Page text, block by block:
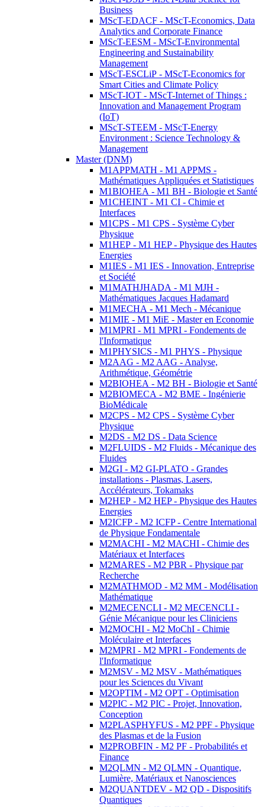
Business
MScT-EDACF - MScT-Economics, Data
Analytics and Corporate Finance
MScT-EESM - MScT-Environmental
Engineering and Sustainability
Management
MScT-ESCLiP - MScT-Economics for
Smart Cities and Climate Policy
MScT-IOT - MScT-Internet of Things :
Innovation and Management Program
(IoT)
MScT-STEEM - MScT-Energy
Environment : Science Technology &
Management
Master (DNM)
M1APPMATH - M1 APPMS -
Mathématiques Appliquées et Statistiques
M1BIOHEA - M1 BH - Biologie et Santé
M1CHEINT - M1 CI - Chimie et
Interfaces
M1CPS - M1 CPS - Système Cyber
Physique
M1HEP - M1 HEP - Physique des Hautes
Energies
M1IES - M1 IES - Innovation, Entreprise
et Société
M1MATHJHADA - M1 MJH -
Mathématiques Jacques Hadamard
M1MECHA - M1 Mech - Mécanique
M1MIE - M1 MiE - Master en Economie
M1MPRI - M1 MPRI - Fondements de
l'Informatique
M1PHYSICS - M1 PHYS - Physique
M2AAG - M2 AAG - Analyse,
Arithmétique, Géométrie
M2BIOHEA - M2 BH - Biologie et Santé
M2BIOMECA - M2 BME - Ingénierie
BioMédicale
M2CPS - M2 CPS - Système Cyber
Physique
M2DS - M2 DS - Data Science
M2FLUIDS - M2 Fluids - Mécanique des
Fluides
M2GI - M2 GI-PLATO - Grandes
installations - Plasmas, Lasers,
Accélérateurs, Tokamaks
M2HEP - M2 HEP - Physique des Hautes
Energies
M2ICFP - M2 ICFP - Centre International
de Physique Fondamentale
M2MACHI - M2 MACHI - Chimie des
Matériaux et Interfaces
M2MARES - M2 PBR - Physique par
Recherche
M2MATHMOD - M2 MM - Modélisation
Mathématique
M2MECENCLI - M2 MECENCLI -
Génie Mécanique pour les Cliniciens
M2MOCHI - M2 MoChI - Chimie
Moléculaire et Interfaces
M2MPRI - M2 MPRI - Fondements de
l'Informatique
M2MSV - M2 MSV - Mathématiques
pour les Sciences du Vivant
M2OPTIM - M2 OPT - Optimisation
M2PIC - M2 PIC - Projet, Innovation,
Conception
M2PLASPHYFUS - M2 PPF - Physique
des Plasmas et de la Fusion
M2PROBFIN - M2 PF - Probabilités et
Finance
M2QLMN - M2 QLMN - Quantique,
Lumière, Matériaux et Nanosciences
M2QUANTDEV - M2 QD - Dispositifs
Quantiques